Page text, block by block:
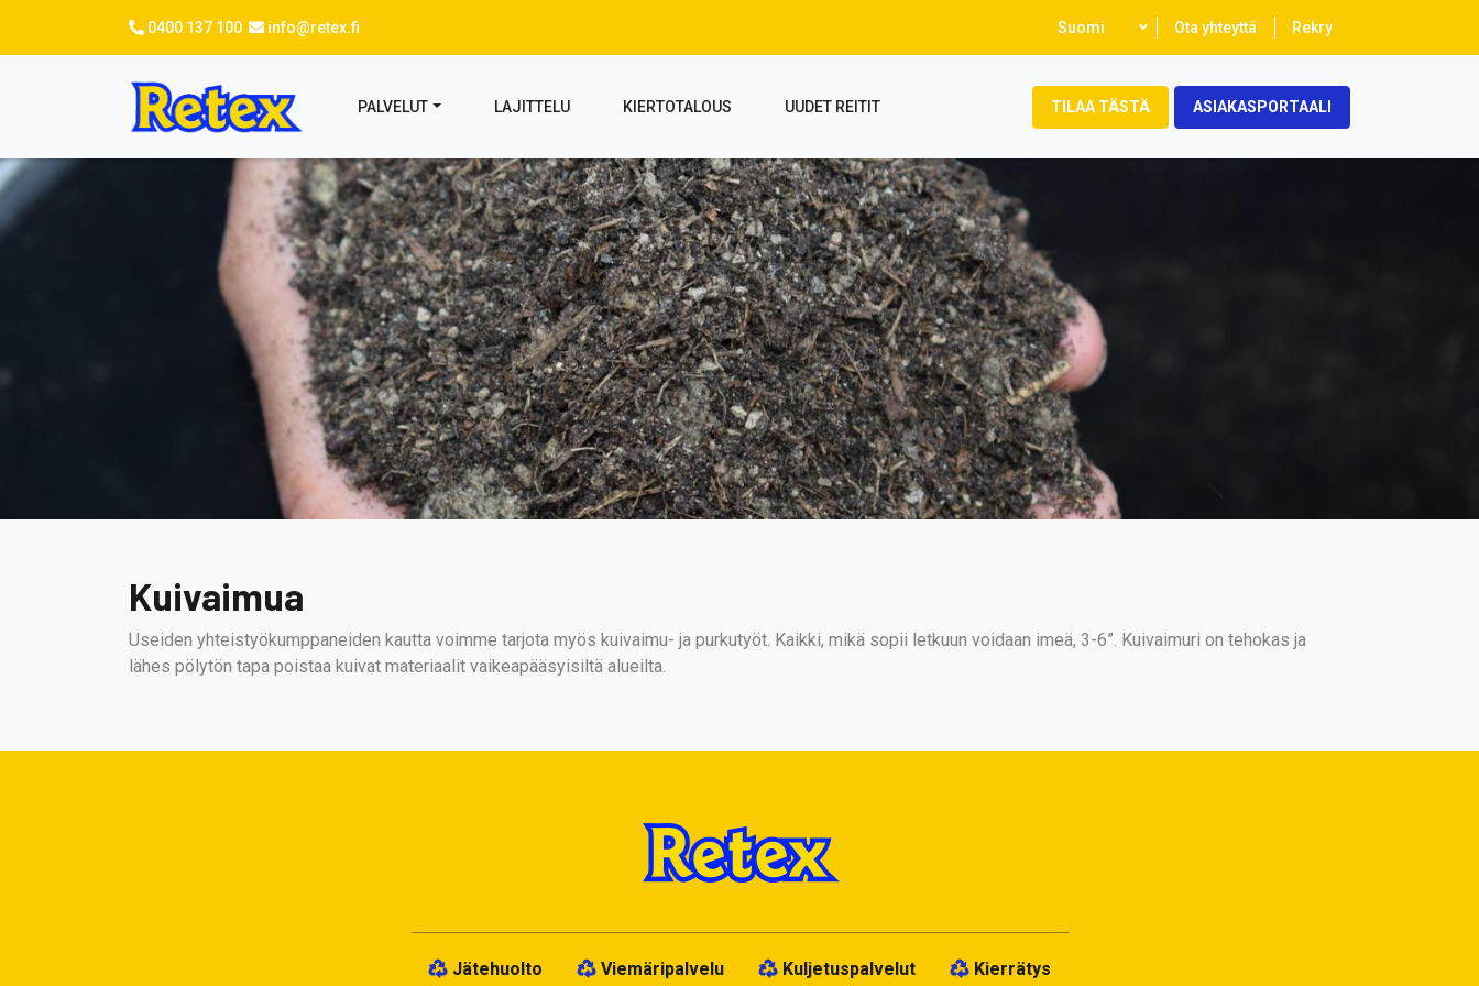
0400 137 100 info@retex.fi
your
Suomi Ota yhteyttä Rekry
PALVELUT LAJITTELU KIERTOTALOUS UUDET REITIT TILAA TÄSTÄ ASIAKASPORTAALI
Kuivaimua
Useiden yhteistyökumppaneiden kautta voimme tarjota myös kuivaimu- ja purkutyöt. Kaikki, mikä sopii letkuun voidaan imeä, 3-6”. Kuivaimuri on tehokas ja
lähes pölytön tapa poistaa kuivat materiaalit vaikeapääsyisiltä alueilta.
Jätehuolto Viemäripalvelu Kuljetuspalvelut Kierrätys